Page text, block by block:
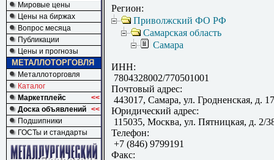
Мировые цены
Цены на биржах
Вопрос месяца
Публикации
Цены и прогнозы
МЕТАЛЛОТОРГОВЛЯ
Металлоторговля
Каталог
Маркетплейс
<<
Доска объявлений <<
Подшипники
ГОСТы и стандарты
Регион:
Приволжский ФО РФ
Самарская область
Самара
ИНН:
7804328002/770501001
Почтовый адрес:
443017, Самара, ул. Гродненская, д. 17
Юридический адрес:
115035, Москва, ул. Пятницкая, д. 2/
Телефон:
+7 (846) 9799191
Факс: